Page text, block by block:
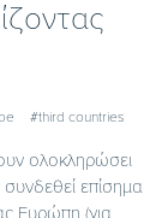
#third countries
ολοκληρώσει
συνδεθεί επίσημα
Ευρώπη (για